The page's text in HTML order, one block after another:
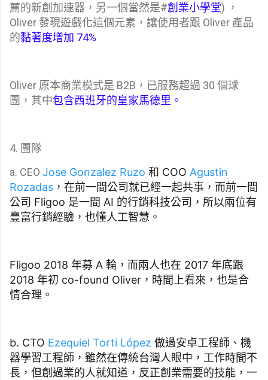
薦的新創加速器，另一個當然是#創業小學堂) ，
Oliver 發現遊戲化這個元素，讓使用者跟 Oliver 產品
的黏著度增加 74%
Oliver 原本商業模式是 B2B，已服務超過 30 個球
團，其中包含西班牙的皇家馬德里。
4. 團隊
a. CEO Jose Gonzalez Ruzo 和 COO Agustin
Rozadas ，在前一間公司就已經一起共事，而前一間
公司 Fligoo 是一間 AI 的行銷科技公司，所以兩位有
豐富行銷經驗，也懂人工智慧。
Fligoo 2018 年募 A 輪，而兩人也在 2017 年底跟
2018 年初 co-found Oliver，時間上看來，也是合
情合理。
b. CTO Ezequiel Torti López 做過安卓工程師、機
器學習工程師，雖然在傳統台灣人眼中，工作時間不
長，但創過業的人就知道，反正創業需要的技能，一